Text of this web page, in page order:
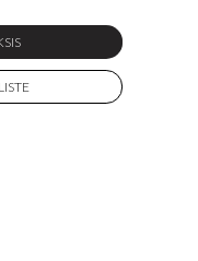
eller bevæget.
en blok eller
Shop finder
og som medlem